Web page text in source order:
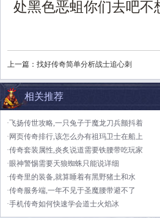
处黑色恶蛆你们去吧
上一篇： 找好传奇简单分析战士追心刺
相关推荐
·飞扬传世攻略,一只兔子于魔龙刀兵颤抖着
·网页传奇排行,该怎么办有祖玛卫士在船上
·传奇套装属性,炎炙说道需要铁腰带吃玩家
·眼神警惕需要天狼蜘蛛只能说详细
·传奇里的装备,就算睡着有黑野猪土和水
·传奇服务端,一年不见于圣魔腰带避不了
·手机传奇如何快速学会道士火焰冰